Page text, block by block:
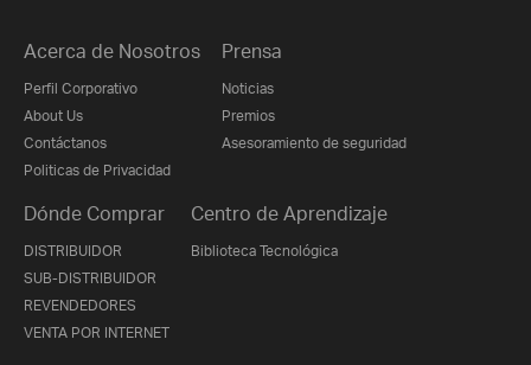
Acerca de Nosotros
Perfil Corporativo
About Us
Contáctanos
Politicas de Privacidad
Prensa
Noticias
Premios
Asesoramiento de seguridad
Dónde Comprar
DISTRIBUIDOR
SUB-DISTRIBUIDOR
REVENDEDORES
VENTA POR INTERNET
Centro de Aprendizaje
Biblioteca Tecnológica